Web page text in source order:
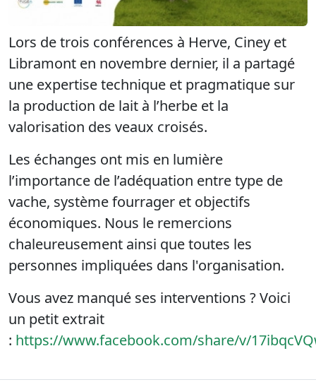
Lors de trois conférences à Herve, Ciney et
Libramont en novembre dernier, il a partagé
une expertise technique et pragmatique sur
la production de lait à l’herbe et la
valorisation des veaux croisés.
Les échanges ont mis en lumière
l’importance de l’adéquation entre type de
vache, système fourrager et objectifs
économiques. Nous le remercions
chaleureusement ainsi que toutes les
personnes impliquées dans l'organisation.
Vous avez manqué ses interventions ? Voici
un petit extrait
: https://www.facebook.com/share/v/